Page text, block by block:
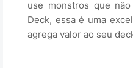
use monstros que
Deck, essa é uma
agrega valor ao seu